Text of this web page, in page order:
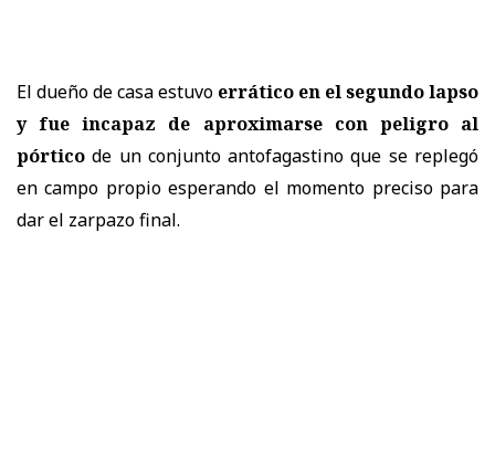
El dueño de casa estuvo errático en el segundo lapso
y fue incapaz de aproximarse con peligro al
pórtico de un conjunto antofagastino que se replegó
en campo propio esperando el momento preciso para
dar el zarpazo final.